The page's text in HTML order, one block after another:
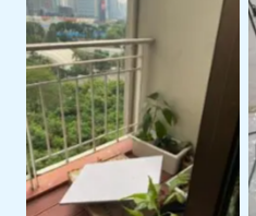
Layanan Support
Teknis Starlink di
Lokasi Klien